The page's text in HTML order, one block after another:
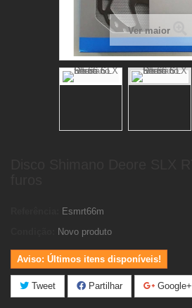
Ver maior
Esmrt66m
Novo produto
Aviso: Últimos itens disponíveis!
Tweet Partilhar Google+